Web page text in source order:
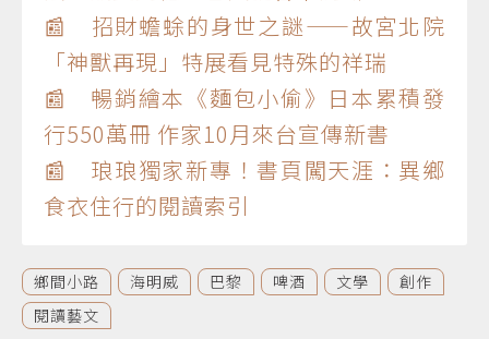
📰 招財蟾蜍的身世之謎——故宮北院
「神獸再現」特展看見特殊的祥瑞
📰 暢銷繪本《麵包小偷》日本累積發
行550萬冊 作家10月來台宣傳新書
📰 琅琅獨家新專！書頁闖天涯：異鄉
食衣住行的閱讀索引
鄉間小路 海明威 巴黎 啤酒 文學
創作
閱讀藝文